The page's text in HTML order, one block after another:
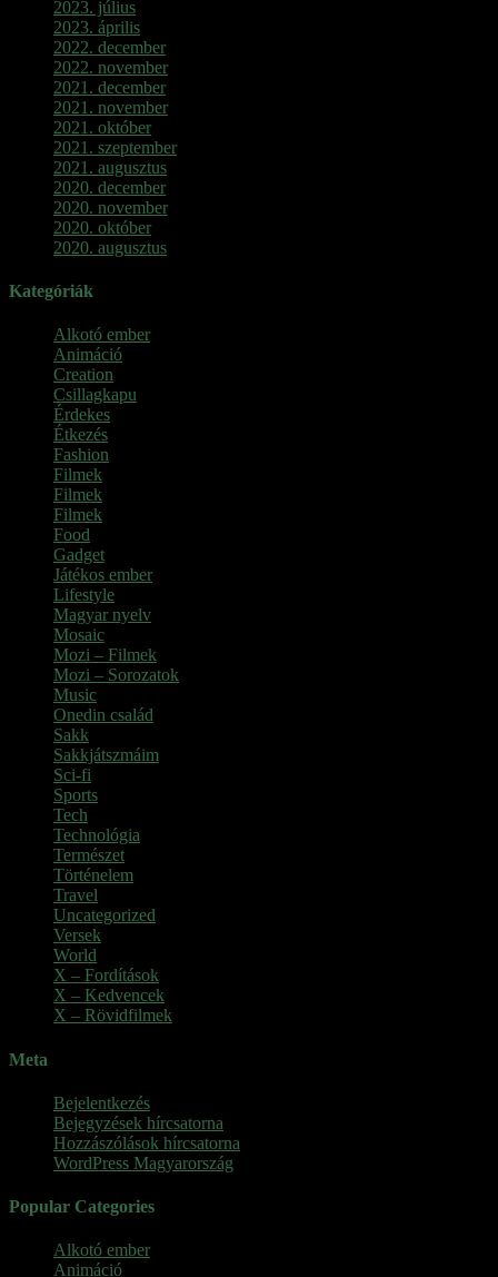
2023. július
2023. április
2022. december
2022. november
2021. december
2021. november
2021. október
2021. szeptember
2021. augusztus
2020. december
2020. november
2020. október
2020. augusztus
Kategóriák
Alkotó ember
Animáció
Creation
Csillagkapu
Érdekes
Étkezés
Fashion
Filmek
Filmek
Filmek
Food
Gadget
Játékos ember
Lifestyle
Magyar nyelv
Mosaic
Mozi – Filmek
Mozi – Sorozatok
Music
Onedin család
Sakk
Sakkjátszmáim
Sci-fi
Sports
Tech
Technológia
Természet
Történelem
Travel
Uncategorized
Versek
World
X – Fordítások
X – Kedvencek
X – Rövidfilmek
Meta
Bejelentkezés
Bejegyzések hírcsatorna
Hozzászólások hírcsatorna
WordPress Magyarország
Popular Categories
Alkotó ember
Animáció